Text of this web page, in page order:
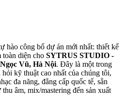
hào công bố dự án mới nhất: thiết kế
toàn diện cho SYTRUS STUDIO -
Vũ, Hà Nội. Đây là một trong
kỹ thuật cao nhất của chúng tôi,
đa năng, đẳng cấp quốc tế, sẵn
âm, mix/mastering đến sản xuất